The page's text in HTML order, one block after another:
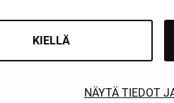
KIELLÄ
NÄYTÄ TIEDOT
99,00 €.